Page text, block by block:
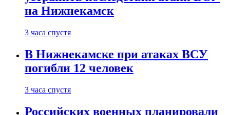
на Нижнекамск
3 часа спустя
В Нижнекамске при атаках ВСУ
погибли 12 человек
3 часа спустя
Российских военных планировали